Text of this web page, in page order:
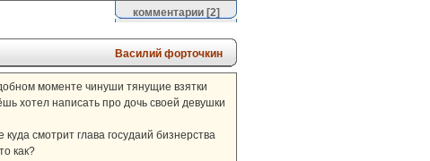
комментарии[2]
Василий форточкин
моменте чинуши тянущие взятки
хотел написать про дочь своей девушки
смотрит глава госудаий бизнерства
как?